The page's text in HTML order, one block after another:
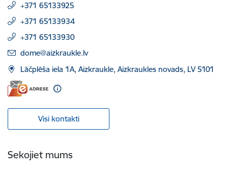
+371 65133925
+371 65133934
+371 65133930
E-pasts:
dome@aizkraukle.lv
Lāčplēša iela 1A, Aizkraukle, Aizkraukles novads, LV 5101
Visi kontakti
Sekojiet mums